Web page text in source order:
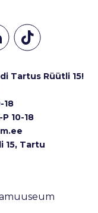
Tartus Rüütli 15!
18
10-18
Tartu